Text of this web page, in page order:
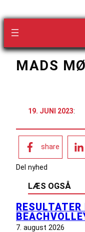
MADS
19. JUNI 2023:
share
Del nyhed
LÆS OGSÅ
RESULTATER
7. august 2026